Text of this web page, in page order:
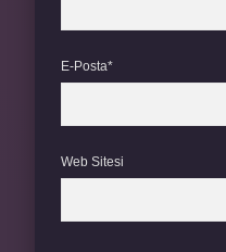
E-Posta*
Web Sitesi